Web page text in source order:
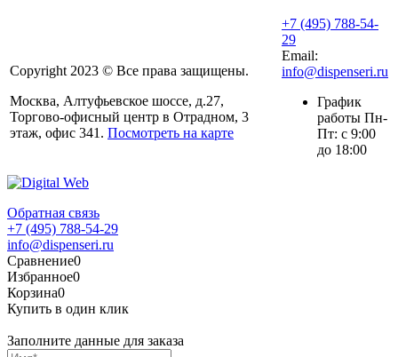
Copyright 2023 © Все права защищены.
Москва, Алтуфьевское шоссе, д.27,
Торгово-офисный центр в Отрадном, 3
этаж, офис 341. Посмотреть на карте
+7 (495) 788-54-
29
Email:
info@dispenseri.ru
График
работы Пн-
Пт: с 9:00
до 18:00
Обратная связь
+7 (495) 788-54-29
info@dispenseri.ru
Сравнение0
Избранное0
Корзина0
Купить в один клик
Заполните данные для заказа